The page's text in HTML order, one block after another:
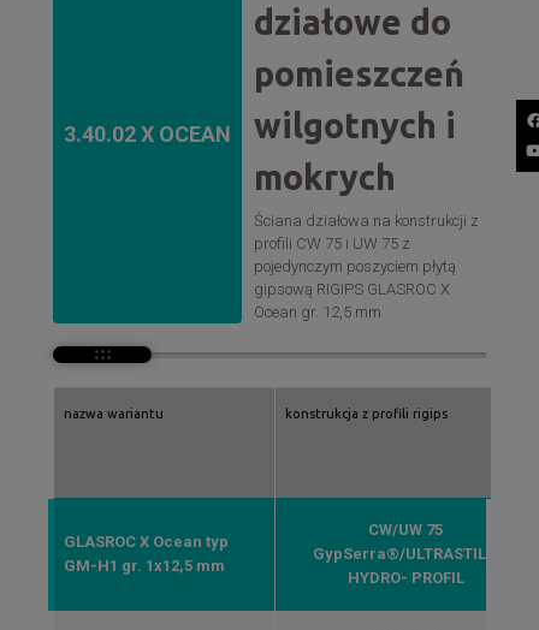
3.40.02 X OCEAN
działowe do
pomieszczeń
wilgotnych i
mokrych
Ściana działowa na konstrukcji z
profili CW 75 i UW 75 z
pojedynczym poszyciem płytą
gipsową RIGIPS GLASROC X
Ocean gr. 12,5 mm
nazwa wariantu konstrukcja z profili rigips
GLASROC X Ocean typ
GM-H1 gr. 1x12,5 mm
CW/UW 75
GypSerra®/ULTRASTIL®
HYDRO- PROFIL